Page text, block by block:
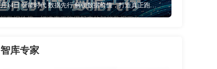
5月14日 智能时代 数据先行 解锁数据价值，打造真正跑的起来的智能数据平台
智库专家